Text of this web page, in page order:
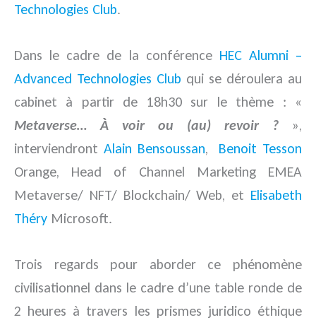
Technologies Club.
Dans le cadre de la conférence HEC Alumni –
Advanced Technologies Club qui se déroulera au
cabinet à partir de 18h30 sur le thème : «
Metaverse… À voir ou (au) revoir ? »,
interviendront Alain Bensoussan, Benoit Tesson
Orange, Head of Channel Marketing EMEA
Metaverse/ NFT/ Blockchain/ Web, et Elisabeth
Théry Microsoft.
Trois regards pour aborder ce phénomène
civilisationnel dans le cadre d’une table ronde de
2 heures à travers les prismes juridico éthique